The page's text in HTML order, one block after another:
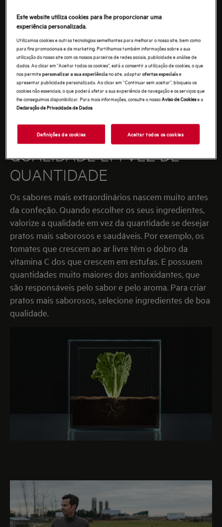
QUALIDADE EM VEZ DE
QUANTIDADE
Os sabores mais extraordinários nascem muito antes
da confeção. Quando escolher os seus ingredientes,
valorize a qualidade em vez da quantidade se desejar
pratos mais saborosos e saudáveis. Por exemplo, os
tomates que crescem ao ar livre têm o dobro da
vitamina C dos que crescem em estufas. E possuem
quantidades muito maiores dos antioxidantes, que
são responsáveis pelo sabor e pelo aroma. Para criar
pratos mais saborosos, selecione ingredientes de boa
qualidade.
Este website utiliza cookies para lhe proporcionar uma
experiência personalizada.
Utilizamos cookies e outras tecnologias semelhantes para melhorar o nosso site, bem como
para fins promocionais e de marketing. Partilhamos também informações sobre a sua
utilização do nosso site com os nossos parceiros de redes sociais, publicidade e análise de
dados. Ao clicar em "Aceitar todos os cookies”, está a consentir a utilização de cookies, o que
nos permitepersonalizar a sua experiênciano site, adaptarofertas especiaise
apresentar publicidade personalizada. Ao clicar em “Continuar sem aceitar”, bloqueia os
cookies não essenciais, o que poderá afetar a sua experiência de navegação e os serviços que
lhe conseguimos disponibilizar. Para mais informações, consulte o nossoAviso de Cookiese a
Declaração de Privacidade de Dados.
Definições de cookies Aceitar todos os cookies